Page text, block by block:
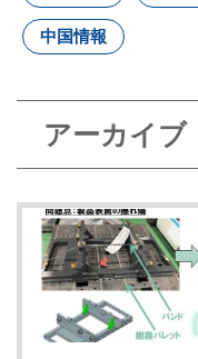
中国情報
アーカイ